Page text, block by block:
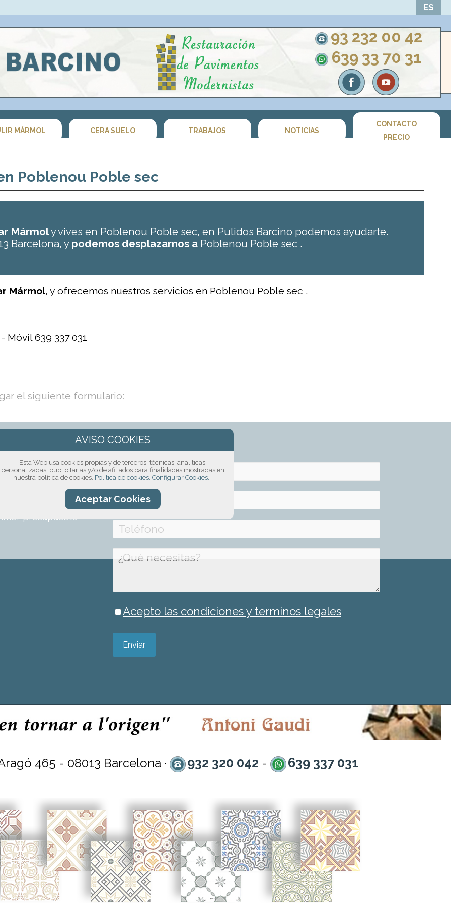
ES
93 232 00 42
639 33 70 31
MÁRMOL CERA SUELO TRABAJOS NOTICIAS
CONTACTO
PRECIO
Poblenou Poble sec
Mármoly vives en Poblenou Poble sec, en Pulidos Barcino podemos ayudarte.
Barcelona, y podemos desplazarnos a Poblenou Poble sec .
Mármol, y ofrecemos nuestros servicios en Poblenou Poble sec .
Móvil 639 337 031
el siguiente formulario:
formulario, por
sobre el
presupuesto
Acepto las condiciones y terminos legales
Enviar
465 - 08013 Barcelona · 932 320 042 - 639 337 031
Esta Web usa cookies propias y de terceros, técnicas, analíticas,
personalizadas, publicitarias y/o de afiliados para finalidades mostradas en
nuestra política de cookies. Política de cookies. Configurar Cookies.
Aceptar Cookies